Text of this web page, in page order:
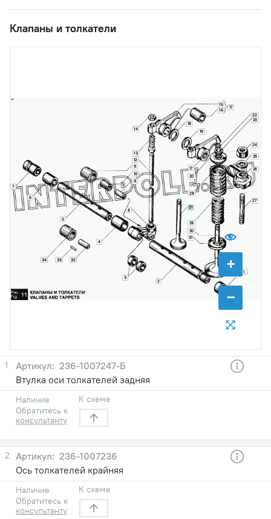
Клапаны и толкатели
+
−
1
2
3
4
5
6
7
8
9
10
11
12
13
14
15
16
17
17
18
19
20
21
22
23
24
25
26
27
28
29
30
31
32
33
34
1
236-1007247-Б
Втулка оси толкателей задняя
Наличие
Обратитесь к
консультанту
К схеме
2
236-1007236
Ось толкателей крайняя
Наличие
Обратитесь к
консультанту
К схеме